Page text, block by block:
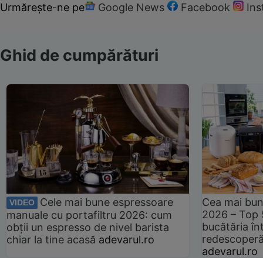
Urmărește-ne pe Google News Facebook
Ghid de cumpărături
VIDEO
Cele mai bune espressoare
manuale cu portafiltru 2026: cum
obții un espresso de nivel barista
chiar la tine acasă adevarul.ro
Cea mai
2026 –
bucătăria
adevarul.ro